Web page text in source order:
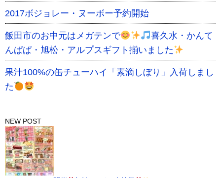
2017ボジョレー・ヌーボー予約開始
飯田市のお中元はメガテンで
喜久水・かんて
んぱぱ・旭松・アルプスギフト揃いました
果汁100%の缶チューハイ「素滴しぼり」入荷しまし
た
NEW POST